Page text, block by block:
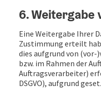
6. Weitergabe
Eine Weitergabe Ihrer
Zustimmung erteilt
dies aufgrund von
bzw. im Rahmen der
Auftragsverarbeiter)
DSGVO), aufgrund